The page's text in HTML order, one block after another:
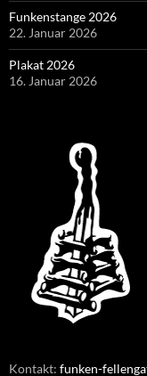
Funkenstange 2026
22. Januar 2026
Plakat 2026
16. Januar 2026
Kontakt: funken-